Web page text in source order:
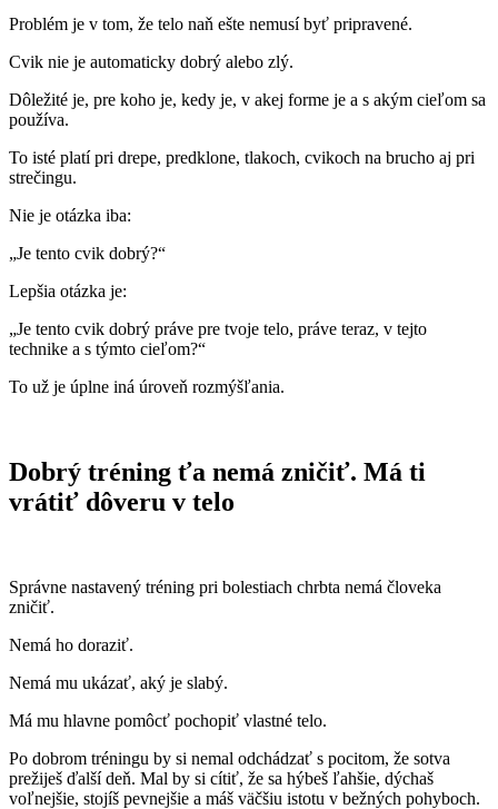
Problém je v tom, že telo naň ešte nemusí byť pripravené.
Cvik nie je automaticky dobrý alebo zlý.
Dôležité je, pre koho je, kedy je, v akej forme je a s akým cieľom sa
používa.
To isté platí pri drepe, predklone, tlakoch, cvikoch na brucho aj pri
strečingu.
Nie je otázka iba:
„Je tento cvik dobrý?“
Lepšia otázka je:
„Je tento cvik dobrý práve pre tvoje telo, práve teraz, v tejto
technike a s týmto cieľom?“
To už je úplne iná úroveň rozmýšľania.
Dobrý tréning ťa nemá zničiť. Má ti
vrátiť dôveru v telo
Správne nastavený tréning pri bolestiach chrbta nemá človeka
zničiť.
Nemá ho doraziť.
Nemá mu ukázať, aký je slabý.
Má mu hlavne pomôcť pochopiť vlastné telo.
Po dobrom tréningu by si nemal odchádzať s pocitom, že sotva
prežiješ ďalší deň. Mal by si cítiť, že sa hýbeš ľahšie, dýchaš
voľnejšie, stojíš pevnejšie a máš väčšiu istotu v bežných pohyboch.